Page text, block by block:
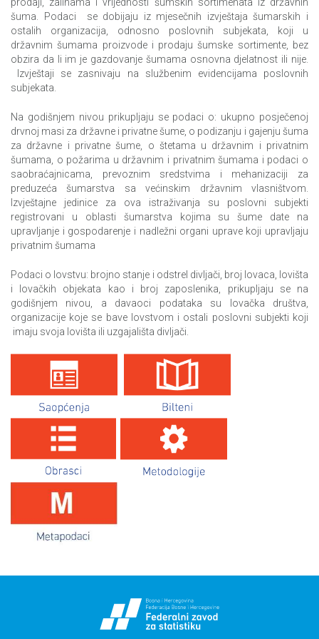
Upotreba informaciono-komunikaciskih tehnologija u
preduzećima
Upotreba informaciono-komunikaciskih tehnologija u
preduzećima,2016
Živjeti u BiH
Anketa o privatnim i poslovnim putovanjima
šuma. Podaci se dobijaju iz mjesečnih izvještaja šumarskih i
ostalih organizacija, odnosno poslovnih subjekata, koji u
državnim šumama proizvode i prodaju šumske sortimente, bez
obzira da li im je gazdovanje šumama osnovna djelatnost ili nije.
Izvještaji se zasnivaju na službenim evidencijama poslovnih
subjekata.
Na godišnjem nivou prikupljaju se podaci o: ukupno posječenoj
drvnoj masi za državne i privatne šume, o podizanju i gajenju šuma
za državne i privatne šume, o štetama u državnim i privatnim
šumama, o požarima u državnim i privatnim šumama i podaci o
saobraćajnicama, prevoznim sredstvima i mehanizaciji za
preduzeća šumarstva sa većinskim državnim vlasništvom.
Izvještajne jedinice za ova istraživanja su poslovni subjekti
registrovani u oblasti šumarstva kojima su šume date na
upravljanje i gospodarenje i nadležni organi uprave koji upravljaju
privatnim šumama
Podaci o lovstvu: brojno stanje i odstrel divljači, broj lovaca, lovišta
i lovačkih objekata kao i broj zaposlenika, prikupljaju se na
godišnjem nivou, a davaoci podataka su lovačka društva,
organizacije koje se bave lovstvom i ostali poslovni subjekti koji
imaju svoja lovišta ili uzgajališta divljači.